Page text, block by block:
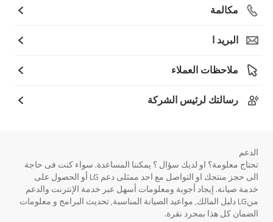
مكالمة
البريد ا
ملاحظات العملاء
رسالتك لرئيس الشركة
الدعم
تحتاج معلومة؟ او لديك سؤال ؟ يمكننا المساعدة. سواء كنت فى حاجة
الى حجز منتجك او التواصل مع احد ممثلى دعم LG أو الحصول على
خدمة صيانة. إيجاد أجوبة ومعلومات أسهل عبر خدمة الإنترنت والدعم
منLG دليل المالك, مواعيد الصيانة المناسبة, تحديث البرامج و معلومات
الضمان كل هذا بمجرد نقرة.